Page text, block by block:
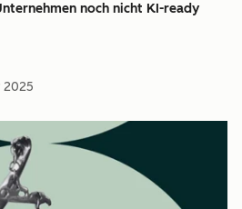
noch nicht KI-ready
2025